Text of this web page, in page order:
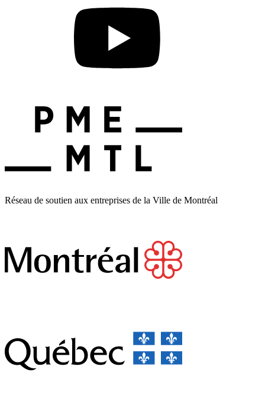
Réseau de soutien aux entreprises de la Ville de Montréal